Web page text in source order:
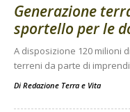
Generazione
sportello per le
A disposizione 120 milioni
terreni da parte di
Di Redazione Terra e Vita